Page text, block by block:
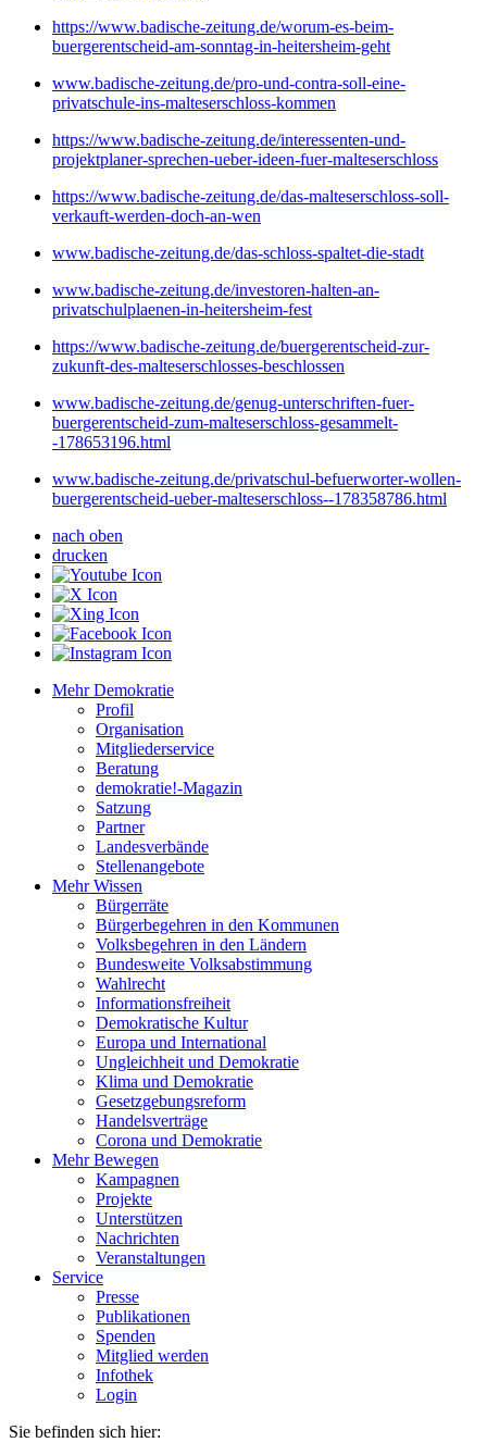
https://www.badische-zeitung.de/worum-es-beim-
buergerentscheid-am-sonntag-in-heitersheim-geht
www.badische-zeitung.de/pro-und-contra-soll-eine-
privatschule-ins-malteserschloss-kommen
https://www.badische-zeitung.de/interessenten-und-
projektplaner-sprechen-ueber-ideen-fuer-malteserschloss
https://www.badische-zeitung.de/das-malteserschloss-soll-
verkauft-werden-doch-an-wen
www.badische-zeitung.de/das-schloss-spaltet-die-stadt
www.badische-zeitung.de/investoren-halten-an-
privatschulplaenen-in-heitersheim-fest
https://www.badische-zeitung.de/buergerentscheid-zur-
zukunft-des-malteserschlosses-beschlossen
www.badische-zeitung.de/genug-unterschriften-fuer-
buergerentscheid-zum-malteserschloss-gesammelt-
-178653196.html
www.badische-zeitung.de/privatschul-befuerworter-wollen-
buergerentscheid-ueber-malteserschloss--178358786.html
nach oben
drucken
Mehr Demokratie
Profil
Organisation
Mitgliederservice
Beratung
demokratie!-Magazin
Satzung
Partner
Landesverbände
Stellenangebote
Mehr Wissen
Bürgerräte
Bürgerbegehren in den Kommunen
Volksbegehren in den Ländern
Bundesweite Volksabstimmung
Wahlrecht
Informationsfreiheit
Demokratische Kultur
Europa und International
Ungleichheit und Demokratie
Klima und Demokratie
Gesetzgebungsreform
Handelsverträge
Corona und Demokratie
Mehr Bewegen
Kampagnen
Projekte
Unterstützen
Nachrichten
Veranstaltungen
Service
Presse
Publikationen
Spenden
Mitglied werden
Infothek
Login
Sie befinden sich hier: